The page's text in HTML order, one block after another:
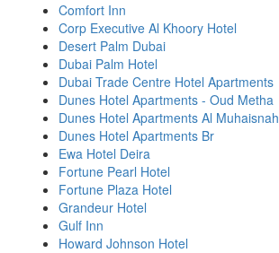
Comfort Inn
Corp Executive Al Khoory Hotel
Desert Palm Dubai
Dubai Palm Hotel
Dubai Trade Centre Hotel Apartments
Dunes Hotel Apartments - Oud Metha
Dunes Hotel Apartments Al Muhaisnah
Dunes Hotel Apartments Br
Ewa Hotel Deira
Fortune Pearl Hotel
Fortune Plaza Hotel
Grandeur Hotel
Gulf Inn
Howard Johnson Hotel